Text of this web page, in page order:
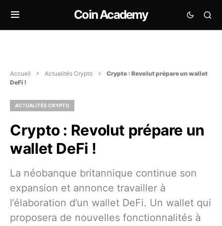
Coin Academy
Accueil Actualités Crypto
Crypto : Revolut prépare un wallet
DeFi !
ACTUALITÉS CRYPTO
Crypto : Revolut prépare un
wallet DeFi !
La néobanque britannique continue son
expansion et annonce travailler à
l’élaboration d’un wallet DeFi. Un wallet qui
proposera de nouvelles fonctionnalités à